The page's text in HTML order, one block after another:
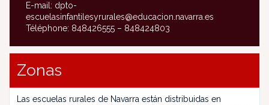
E-mail: dpto-
escuelasinfantilesyrurales@educacion.navarra.es
Téléphone: 848426555 – 848424803
Zonas
Las escuelas rurales de Navarra están distribuidas en